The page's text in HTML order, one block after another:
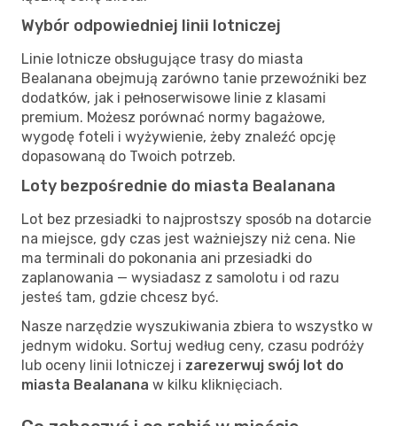
Wybór odpowiedniej linii lotniczej
Linie lotnicze obsługujące trasy do miasta
Bealanana obejmują zarówno tanie przewoźniki bez
dodatków, jak i pełnoserwisowe linie z klasami
premium. Możesz porównać normy bagażowe,
wygodę foteli i wyżywienie, żeby znaleźć opcję
dopasowaną do Twoich potrzeb.
Loty bezpośrednie do miasta Bealanana
Lot bez przesiadki to najprostszy sposób na dotarcie
na miejsce, gdy czas jest ważniejszy niż cena. Nie
ma terminali do pokonania ani przesiadki do
zaplanowania — wysiadasz z samolotu i od razu
jesteś tam, gdzie chcesz być.
Nasze narzędzie wyszukiwania zbiera to wszystko w
jednym widoku. Sortuj według ceny, czasu podróży
lub oceny linii lotniczej i zarezerwuj swój lot do
miasta Bealanana w kilku kliknięciach.